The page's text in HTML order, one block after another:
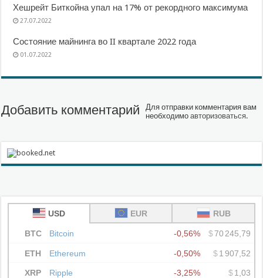
Хешрейт Биткойна упал на 17% от рекордного максимума
27.07.2022
Состояние майнинга во II квартале 2022 года
01.07.2022
Добавить комментарий
Для отправки комментария вам
необходимоавторизоваться.